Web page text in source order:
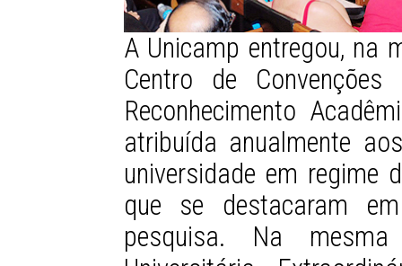
A Unicamp entregou, na
Centro de
Reconhecimento
atribuída anualmente
universidade em regime
que se destacaram
pesquisa. Na